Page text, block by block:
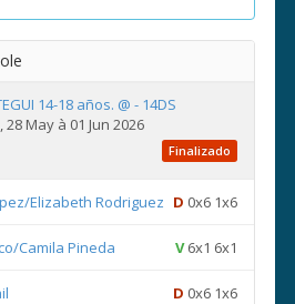
14-18 años. @ - 14DS
May à 01 Jun 2026
Finalizado
Elizabeth Rodriguez D 0x6 1x6
Camila Pineda V6x1 6x1
D 0x6 1x6